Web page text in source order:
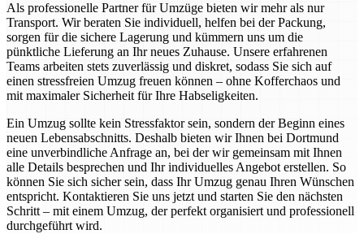
Als professionelle Partner für Umzüge bieten wir mehr als nur
Transport. Wir beraten Sie individuell, helfen bei der Packung,
sorgen für die sichere Lagerung und kümmern uns um die
pünktliche Lieferung an Ihr neues Zuhause. Unsere erfahrenen
Teams arbeiten stets zuverlässig und diskret, sodass Sie sich auf
einen stressfreien Umzug freuen können – ohne Kofferchaos und
mit maximaler Sicherheit für Ihre Habseligkeiten.
Ein Umzug sollte kein Stressfaktor sein, sondern der Beginn eines
neuen Lebensabschnitts. Deshalb bieten wir Ihnen bei Dortmund
eine unverbindliche Anfrage an, bei der wir gemeinsam mit Ihnen
alle Details besprechen und Ihr individuelles Angebot erstellen. So
können Sie sich sicher sein, dass Ihr Umzug genau Ihren Wünschen
entspricht. Kontaktieren Sie uns jetzt und starten Sie den nächsten
Schritt – mit einem Umzug, der perfekt organisiert und professionell
durchgeführt wird.